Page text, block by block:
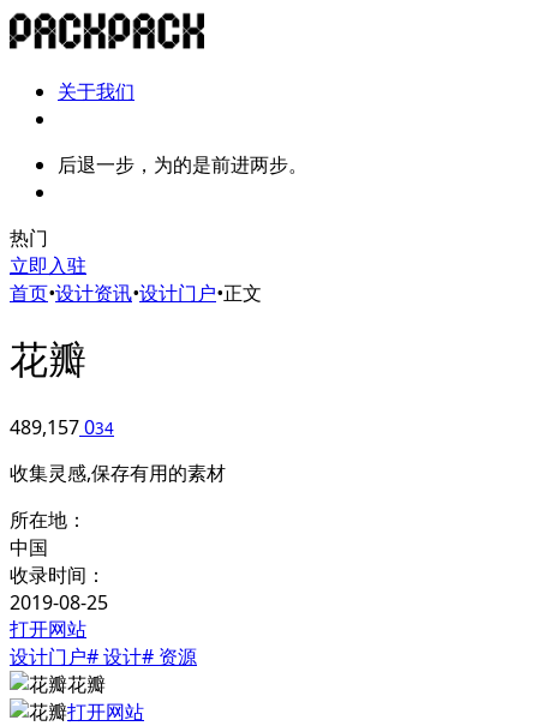
关于我们
后退一步，为的是前进两步。
热门
立即入驻
首页•设计资讯•设计门户•正文
花瓣
489,157034
收集灵感,保存有用的素材
所在地：
中国
收录时间：
2019-08-25
打开网站
设计门户# 设计# 资源
花瓣
打开网站